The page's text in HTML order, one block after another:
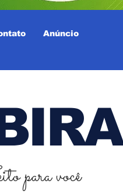
Anúncio
para você